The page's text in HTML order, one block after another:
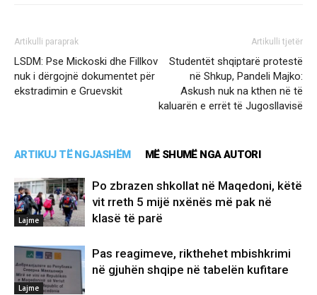
Artikulli paraprak
LSDM: Pse Mickoski dhe Fillkov
nuk i dërgojnë dokumentet për
ekstradimin e Gruevskit
Artikulli tjetër
Studentët shqiptarë protestë
në Shkup, Pandeli Majko:
Askush nuk na kthen në të
kaluarën e errët të Jugosllavisë
ARTIKUJ TË NGJASHËM MË SHUMË NGA AUTORI
Lajme
Po zbrazen shkollat në Maqedoni, këtë
vit rreth 5 mijë nxënës më pak në
klasë të parë
Lajme
Pas reagimeve, rikthehet mbishkrimi
në gjuhën shqipe në tabelën kufitare